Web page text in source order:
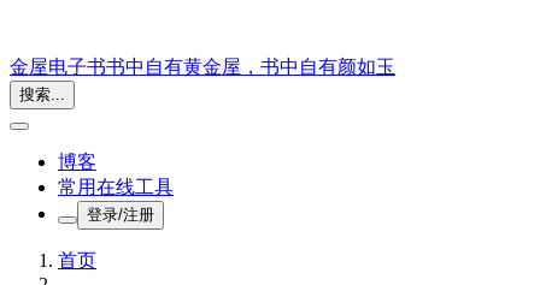
金屋电子书书中自有黄金屋，书中自有颜如玉
搜索...
博客
常用在线工具
登录/注册
首页